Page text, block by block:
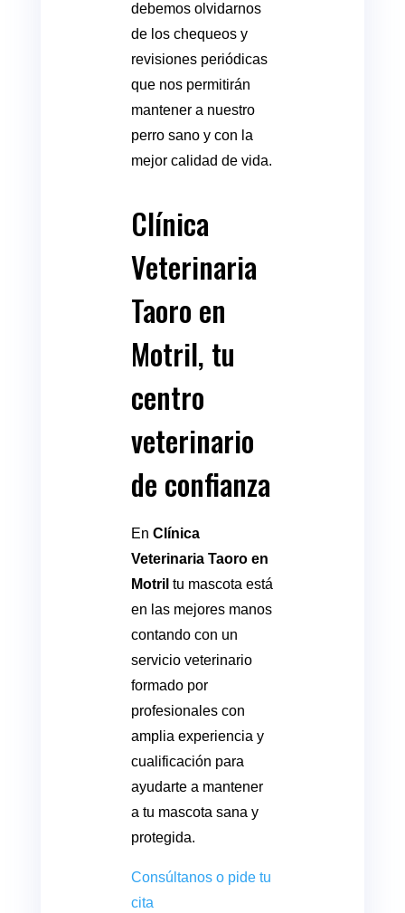
debemos olvidarnos
de los chequeos y
revisiones periódicas
que nos permitirán
mantener a nuestro
perro sano y con la
mejor calidad de vida.
Clínica
Veterinaria
Taoro en
Motril, tu
centro
veterinario
de confianza
En Clínica
Veterinaria Taoro en
Motril tu mascota está
en las mejores manos
contando con un
servicio veterinario
formado por
profesionales con
amplia experiencia y
cualificación para
ayudarte a mantener
a tu mascota sana y
protegida.
Consúltanos o pide tu
cita